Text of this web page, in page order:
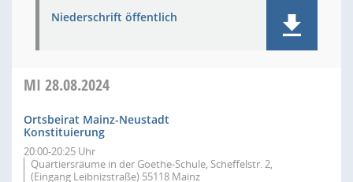
Niederschrift öffentlich
MI 28.08.2024
Ortsbeirat Mainz-Neustadt
Konstituierung
20:00-20:25 Uhr
Quartiersräume in der Goethe-Schule, Scheffelstr. 2,
(Eingang Leibnizstraße) 55118 Mainz